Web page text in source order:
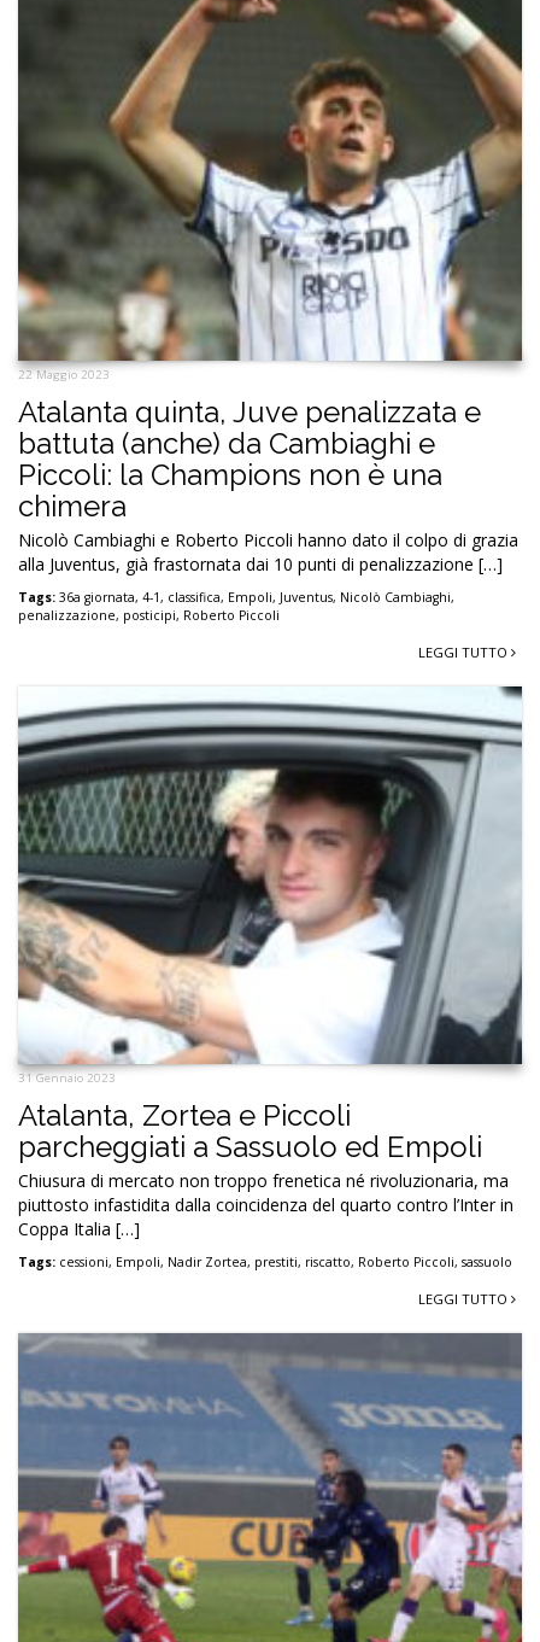
22 Maggio 2023
Atalanta quinta, Juve penalizzata e
battuta (anche) da Cambiaghi e
Piccoli: la Champions non è una
chimera
Nicolò Cambiaghi e Roberto Piccoli hanno dato il colpo di grazia
alla Juventus, già frastornata dai 10 punti di penalizzazione […]
Tags: 36a giornata, 4-1, classifica, Empoli, Juventus, Nicolò Cambiaghi,
penalizzazione, posticipi, Roberto Piccoli
LEGGI TUTTO
31 Gennaio 2023
Atalanta, Zortea e Piccoli
parcheggiati a Sassuolo ed Empoli
Chiusura di mercato non troppo frenetica né rivoluzionaria, ma
piuttosto infastidita dalla coincidenza del quarto contro l’Inter in
Coppa Italia […]
Tags: cessioni, Empoli, Nadir Zortea, prestiti, riscatto, Roberto Piccoli, sassuolo
LEGGI TUTTO